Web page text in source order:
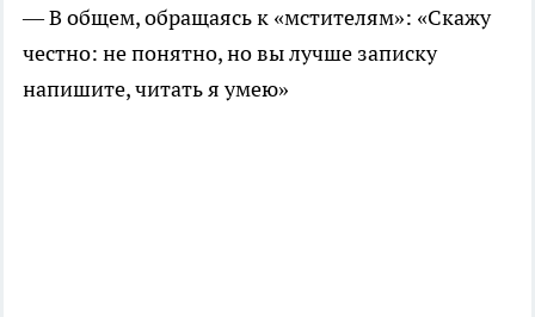
— В общем, обращаясь к «мстителям»: «Скажу
честно: не понятно, но вы лучше записку
напишите, читать я умею»